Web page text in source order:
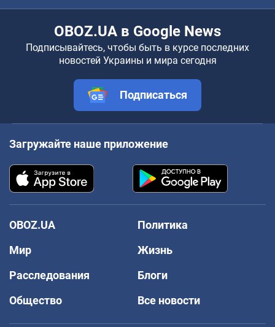
OBOZ.UA в Google News
Подписывайтесь, чтобы быть в курсе последних
новостей Украины и мира сегодня
Подписаться
Загружайте наше приложение
OBOZ.UA
Политика
Мир
Жизнь
Расследования
Блоги
Общество
Все новости